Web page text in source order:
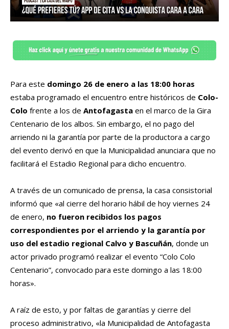
Para este domingo 26 de enero a las 18:00 horas
estaba programado el encuentro entre históricos de Colo-
Colo frente a los de Antofagasta en el marco de la Gira
Centenario de los albos. Sin embargo, el no pago del
arriendo ni la garantía por parte de la productora a cargo
del evento derivó en que la Municipalidad anunciara que no
facilitará el Estadio Regional para dicho encuentro.
A través de un comunicado de prensa, la casa consistorial
informó que «al cierre del horario hábil de hoy viernes 24
de enero, no fueron recibidos los pagos
correspondientes por el arriendo y la garantía por
uso del estadio regional Calvo y Bascuñán, donde un
actor privado programó realizar el evento “Colo Colo
Centenario”, convocado para este domingo a las 18:00
horas».
A raíz de esto, y por faltas de garantías y cierre del
proceso administrativo, «la Municipalidad de Antofagasta